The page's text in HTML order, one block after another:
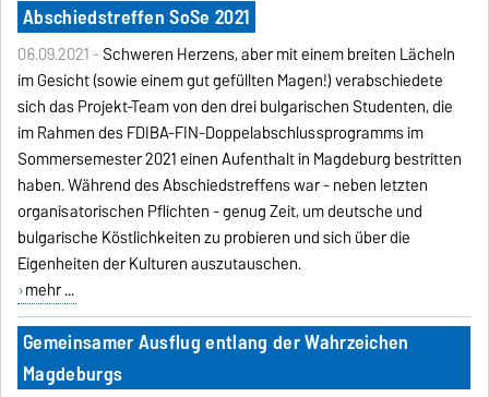
Abschiedstreffen SoSe 2021
06.09.2021 -Schweren Herzens, aber mit einem breiten Lächeln
im Gesicht (sowie einem gut gefüllten Magen!) verabschiedete
sich das Projekt-Team von den drei bulgarischen Studenten, die
im Rahmen des FDIBA-FIN-Doppelabschlussprogramms im
Sommersemester 2021 einen Aufenthalt in Magdeburg bestritten
haben. Während des Abschiedstreffens war - neben letzten
organisatorischen Pflichten - genug Zeit, um deutsche und
bulgarische Köstlichkeiten zu probieren und sich über die
Eigenheiten der Kulturen auszutauschen.
mehr ...
Gemeinsamer Ausflug entlang der Wahrzeichen
Magdeburgs